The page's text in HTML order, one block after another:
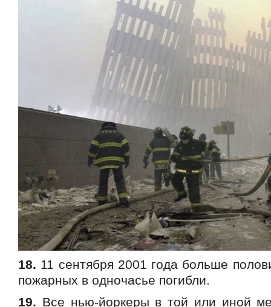
18. 11 сентября 2001 года больше
пожарных в одночасье погибли.
19. Все нью-йоркеры в той или иной